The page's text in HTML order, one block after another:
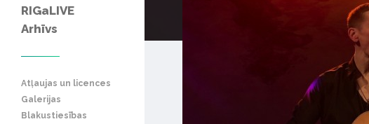
RIGaLIVE
Arhīvs
Atļaujas un licences
Galerijas
Blakustiesības